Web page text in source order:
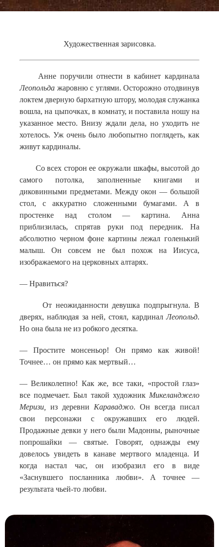
Художественная зарисовка.
Анне поручили отнести в кабинет кардинала
Леопольда жаровню с углями. Осторожно отодвинув
локтем дверную бархатную штору, молодая служанка
вошла, на цыпочках, в комнату, и поставила ношу на
указанное место. Внизу ждали дела, но уходить не
хотелось. Уж очень было любопытно поглядеть, как
живут кардиналы.
Со всех сторон ее окружали шкафы, высотой до
самого потолка, заполненные книгами и
диковинными предметами. Между окон — большой
стол, с аккуратно сложенными бумагами. А в
простенке над столом — картина. Анна
приблизилась, спрятав руки под передник. На
абсолютно черном фоне картины лежал голенький
малыш. Он совсем не был похож на Иисуса,
изображаемого на церковных алтарях.
— Нравиться?
От неожиданности девушка подпрыгнула. В
дверях, наблюдая за ней, стоял, кардиналЛеопольд.
Но она была не из робкого десятка.
— Простите монсеньор! Он прямо как живой!
Точнее… он прямо как мертвый…
— Великолепно! Как же, все таки, «простой глаз»
все подмечает. Был такой художник Микеланджело
Меризи,
из деревни Караваджо. Он всегда писал
свои персонажи с окружавших его людей.
Продажные девки у него были Мадонны, рыночные
попрошайки — святые. Говорят, однажды ему
довелось увидеть в канаве мертвого младенца. И
когда настал час, он изобразил его в виде
«Заснувшего посланника любви». А точнее —
результата чьей-то любви.